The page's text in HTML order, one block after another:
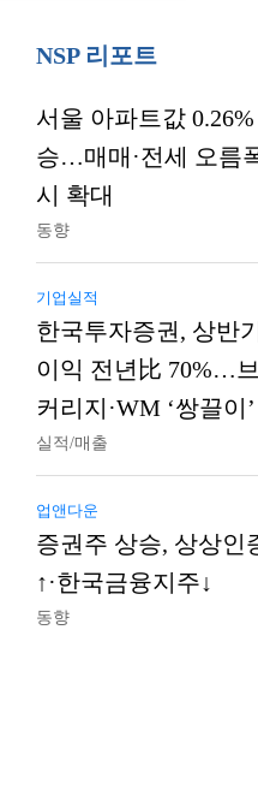
NSP 리포트
서울 아파트값
승…매매·전세 오름
시 확대
동향
기업실적
한국투자증권, 상반
이익 전년比 70%…
커리지·WM ‘쌍끌이’
실적/매출
업앤다운
증권주 상승, 상상인
↑·한국금융지주↓
동향